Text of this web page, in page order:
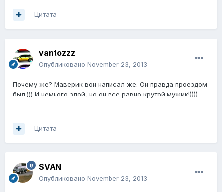
Цитата
vantozzz
Опубликовано November 23, 2013
Почему же? Маверик вон написал же. Он правда проездом
был.))) И немного злой, но он все равно крутой мужик!))))
Цитата
SVAN
Опубликовано November 23, 2013